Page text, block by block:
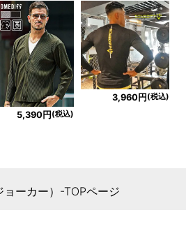
5,390円 (税込)
3,960円(税込)
ョーカー）-TOPページ